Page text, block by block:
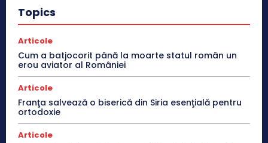
Topics
Articole
Cum a batjocorit până la moarte statul român un
erou aviator al României
Articole
Franţa salvează o biserică din Siria esenţială pentru
ortodoxie
Articole